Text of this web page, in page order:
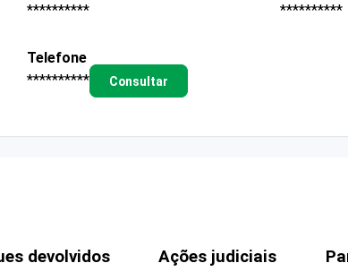
**********
**********
Telefone
**********
Consultar
devolvidos Ações judiciais